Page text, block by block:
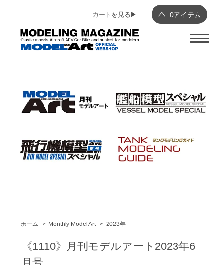
0アイテム
カートを見る▶︎
ホーム > Monthly Model Art > 2023年
《1110》月刊モデルアート2023年6
月号